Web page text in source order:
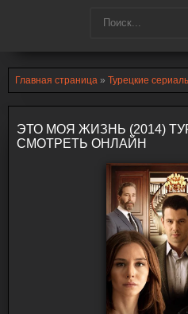
Главная страница » Турецкие
ЭТО МОЯ ЖИЗНЬ (2014)
СМОТРЕТЬ ОНЛАЙН
Turk-Ru